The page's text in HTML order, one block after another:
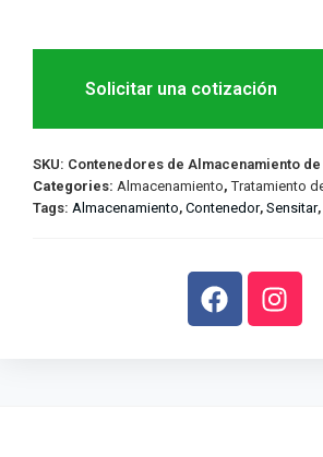
Solicitar una cotización
SKU: Contenedores de Almacenamiento
Categories: Almacenamiento,Tratamiento
Tags: Almacenamiento, Contenedor, Sensitar,